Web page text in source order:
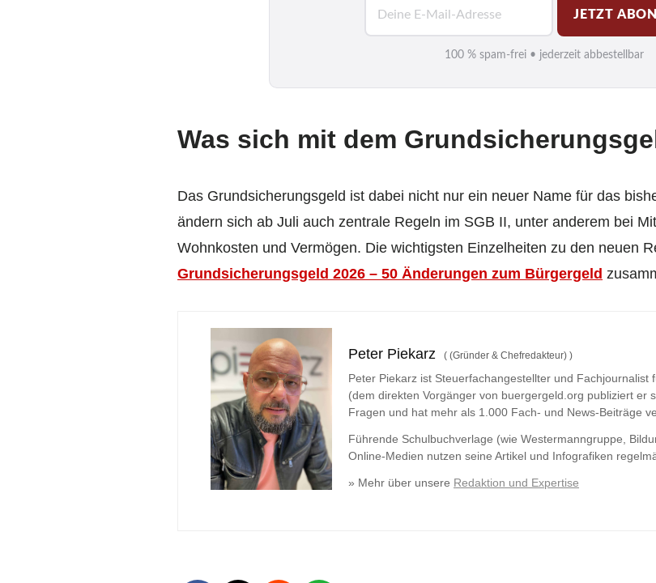
i
*
JETZT
100 % spam-frei • jederzeit abbestellbar
Was sich mit dem
Das Grundsicherungsgeld ist dabei nicht nur ein neuer Name für das
ändern sich ab Juli auch zentrale Regeln im SGB II, unter anderem bei
Wohnkosten und Vermögen. Die wichtigsten Einzelheiten zu den neuen
Grundsicherungsgeld 2026 – 50 Änderungen zum Bürgergeld
Peter Piekarz ( (Gründer & Chefredakteur) )
Peter Piekarz ist Steuerfachangestellter und Fachjournalist
(dem direkten Vorgänger von buergergeld.org publiziert er
Fragen und hat mehr als 1.000 Fach- und News-Beiträge
Führende Schulbuchverlage (wie Westermanngruppe,
Online-Medien nutzen seine Artikel und Infografiken
» Mehr über unsere Redaktion und Expertise